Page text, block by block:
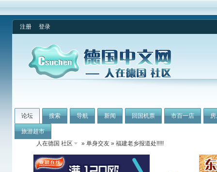
注册 登录
论坛 搜索 导航 新闻 回国机票 市百一店
旅游超市
人在德国 社区
» 单身交友 » 福建老乡报道处!!!!!